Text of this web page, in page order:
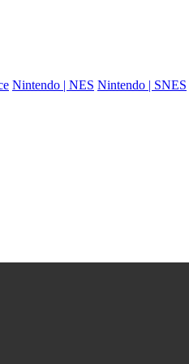
Nintendo | NES Nintendo | SNES